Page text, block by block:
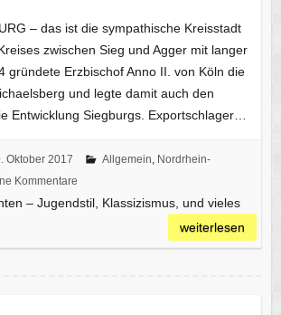
– das ist die sympathische Kreisstadt
zwischen Sieg und Agger mit langer
gründete Erzbischof Anno II. von Köln die
und legte damit auch den
Entwicklung Siegburgs. Exportschlager…
Oktober 2017 Allgemein, Nordrhein-
Kommentare
– Jugendstil, Klassizismus, und vieles
weiterlesen